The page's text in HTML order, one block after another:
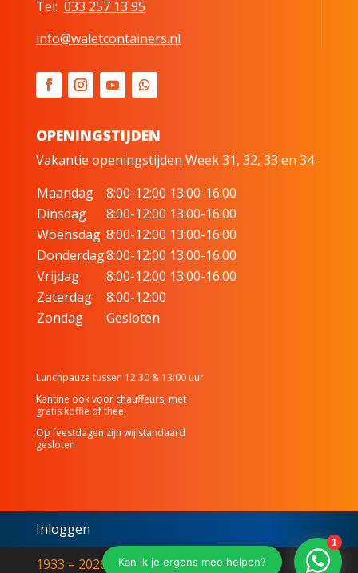
Tel: 033 257 13 95
info@waletcontainers.nl
OPENINGSTIJDEN
Vakantie openingstijden Week 31, 32, 33 en 34
Maandag
8:00-12:00 13:00-16:00
Dinsdag
8:00-12:00 13:00-16:00
Woensdag 8:00-12:00 13:00-16:00
Donderdag8:00-12:00 13:00-16:00
Vrijdag
8:00-12:00 13:00-16:00
Zaterdag
8:00-12:00
Zondag
Gesloten
Lunchpauze tussen 12:30 & 13:00 uur
Kantine ook voor chauffeurs, met
gratis koffie of thee.
Op feestdagen zijn wij standaard
gesloten
Inloggen
1933 – 2026© L. Walet & Zonen | Walet